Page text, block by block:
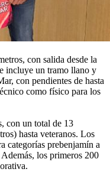
con salida desde la
incluye un tramo llano y
con pendientes de hasta
como físico para los
con un total de 13
hasta veteranos. Los
categorías prebenjamín a
los primeros 200